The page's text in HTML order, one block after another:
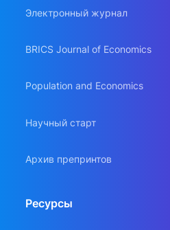
Электронный журнал
BRICS Journal of Economics
Population and Economics
Научный старт
Архив препринтов
Ресурсы